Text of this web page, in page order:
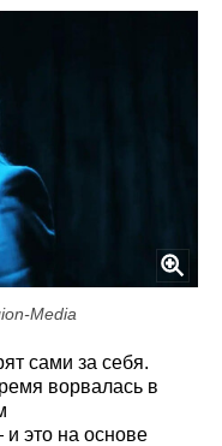
Media
сами за себя.
ворвалась в
это на основе